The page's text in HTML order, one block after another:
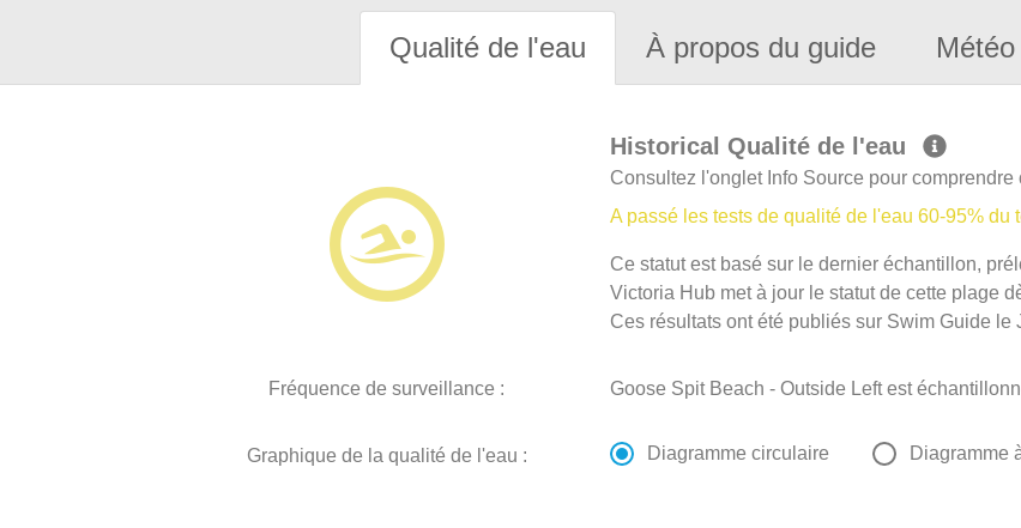
Qualité de l'eau À propos du guide Météo
Historical Qualité de l'eau
Consultez l'onglet Info Source pour
A passé les tests de qualité de l'eau 60-95% du
Ce statut est basé sur le dernier échantillon,
Victoria Hub met à jour le statut de cette plage
Ces résultats ont été publiés sur Swim Guide le
Fréquence de surveillance : Goose Spit Beach - Outside Left est
Graphique de la qualité de l'eau : Diagramme circulaire Diagramme